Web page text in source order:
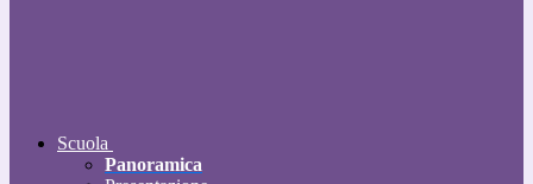
Scuola
Panoramica